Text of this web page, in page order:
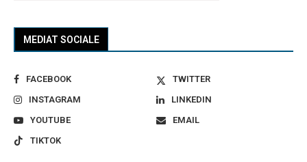
MEDIAT SOCIALE
FACEBOOK
TWITTER
INSTAGRAM
LINKEDIN
YOUTUBE
EMAIL
TIKTOK